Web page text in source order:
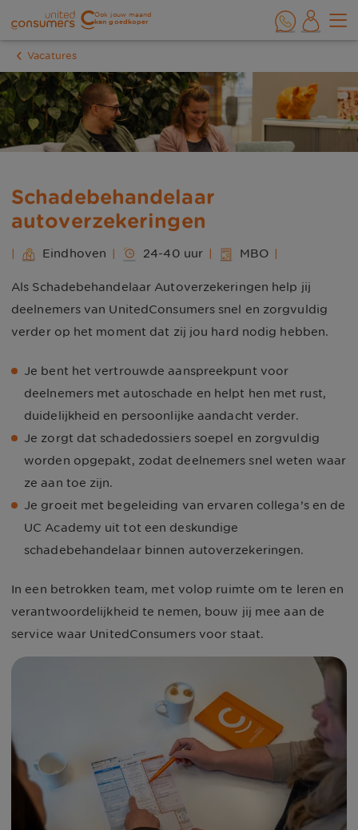
Ook jouw maand
kan goedkoper
Vacatures
Schadebehandelaar
autoverzekeringen
| Eindhoven | 24-40 uur | MBO |
Als Schadebehandelaar Autoverzekeringen help jij
deelnemers van UnitedConsumers snel en zorgvuldig
verder op het moment dat zij jou hard nodig hebben.
Je bent het vertrouwde aanspreekpunt voor
deelnemers met autoschade en helpt hen met rust,
duidelijkheid en persoonlijke aandacht verder.
Je zorgt dat schadedossiers soepel en zorgvuldig
worden opgepakt, zodat deelnemers snel weten waar
ze aan toe zijn.
Je groeit met begeleiding van ervaren collega’s en de
UC Academy uit tot een deskundige
schadebehandelaar binnen autoverzekeringen.
In een betrokken team, met volop ruimte om te leren en
verantwoordelijkheid te nemen, bouw jij mee aan de
service waar UnitedConsumers voor staat.